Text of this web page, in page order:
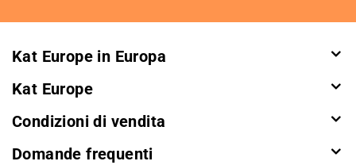
Kat Europe in Europa
Kat Europe
Condizioni di vendita
Domande frequenti